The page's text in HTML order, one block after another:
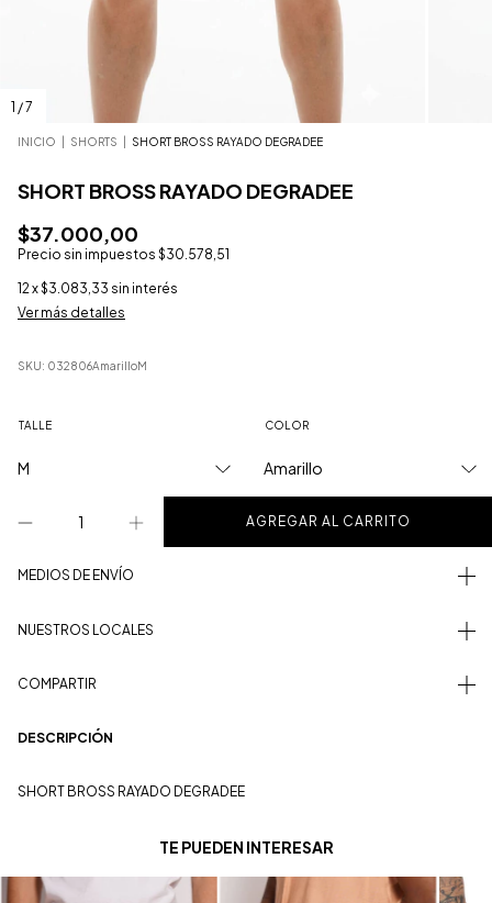
1 /7
INICIO SHORTS SHORT BROSS RAYADO DEGRADEE
SHORT BROSS RAYADO DEGRADEE
$37.000,00
Precio sin impuestos $30.578,51
12 x$3.083,33 sin interés
Ver más detalles
SKU: 032806AmarilloM
TALLE COLOR
MEDIOS DE ENVÍO
NUESTROS LOCALES
COMPARTIR
DESCRIPCIÓN
SHORT BROSS RAYADO DEGRADEE
TE PUEDEN INTERESAR